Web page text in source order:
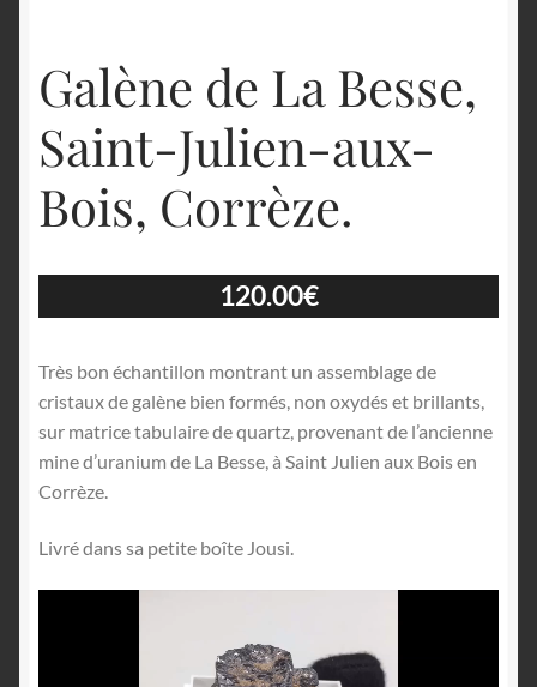
Galène de La Besse,
Saint-Julien-aux-
Bois, Corrèze.
120.00€
Très bon échantillon montrant un assemblage de
cristaux de galène bien formés, non oxydés et brillants,
sur matrice tabulaire de quartz, provenant de l’ancienne
mine d’uranium de La Besse, à Saint Julien aux Bois en
Corrèze.
Livré dans sa petite boîte Jousi.